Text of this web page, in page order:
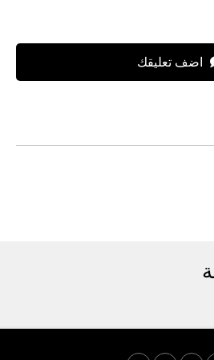
اضف تعليقك